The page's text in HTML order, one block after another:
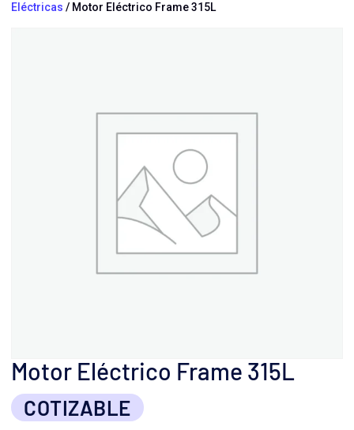
Eléctricas / Motor Eléctrico Frame 315L
Motor Eléctrico Frame 315L
COTIZABLE